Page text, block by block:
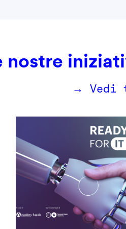
nostre
→ Vedi